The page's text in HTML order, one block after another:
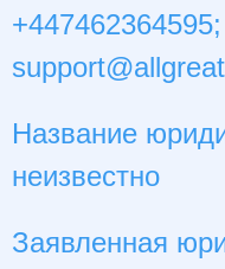
+447462364595;
Название
неизвестно
Заявленная